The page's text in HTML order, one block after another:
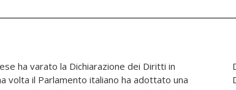
ha varato la Dichiarazione dei Diritti in
volta il Parlamento italiano ha adottato una
per approfondire i principi formalizzati nella
in Internet. Questo volume raccoglie i